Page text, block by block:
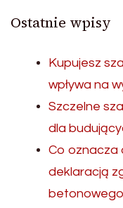
Ostatnie wpisy
Kupujesz
wpływa na
Szczelne
dla
Co oznacza
deklaracją
betonowego